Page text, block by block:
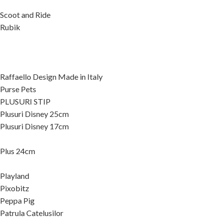
Scoot and Ride
Rubik
Raffaello Design Made in Italy
Purse Pets
PLUSURI STIP
Plusuri Disney 25cm
Plusuri Disney 17cm
Plus 24cm
Playland
Pixobitz
Peppa Pig
Patrula Catelusilor